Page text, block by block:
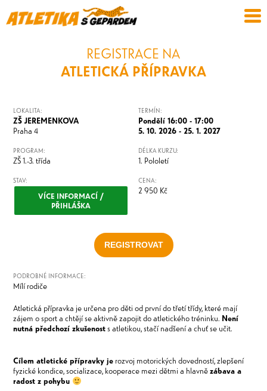
REGISTRACE NA
ATLETICKÁ PŘÍPRAVKA
LOKALITA:
ZŠ JEREMENKOVA
Praha 4
PROGRAM:
ZŠ 1.-3. třída
STAV:
VÍCE INFORMACÍ /
PŘIHLÁŠKA
TERMÍN:
Pondělí 16:00 - 17:00
5. 10. 2026 - 25. 1. 2027
DÉLKA KURZU:
1. Pololetí
CENA:
2 950 Kč
REGISTROVAT
PODROBNÉ INFORMACE:
Mílí rodiče
Atletická přípravka je určena pro děti od první do třetí třídy, které mají
zájem o sport a chtějí se aktivně zapojit do atletického tréninku. Není
nutná předchozí zkušenosts atletikou, stačí nadšení a chuť se učit.
Cílem atletické přípravky je rozvoj motorických dovedností, zlepšení
fyzické kondice, socializace, kooperace mezi dětmi a hlavnězábava a
radost z pohybu